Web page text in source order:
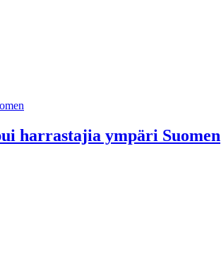
harrastajia ympäri Suomen